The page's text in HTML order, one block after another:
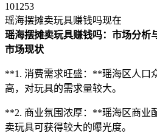
101253
瑶海摆摊卖玩具赚钱吗现在
瑶海摆摊卖玩具赚钱吗：市场分析
市场现状
**1. 消费需求旺盛：**瑶海区人口
高，对玩具的需求量较大。
**2. 商业氛围浓厚：**瑶海区商业
卖玩具可获得较大的曝光度。